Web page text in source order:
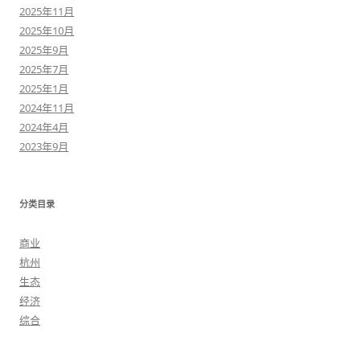
2025年11月
2025年10月
2025年9月
2025年7月
2025年1月
2024年11月
2024年4月
2023年9月
分类目录
商业
杭州
生态
经济
综合